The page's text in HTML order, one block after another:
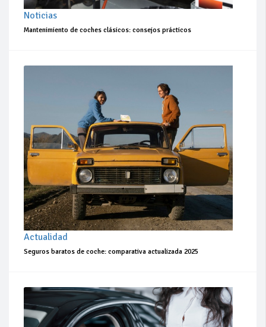
Noticias
Mantenimiento de coches clásicos: consejos prácticos
Actualidad
Seguros baratos de coche: comparativa actualizada 2025